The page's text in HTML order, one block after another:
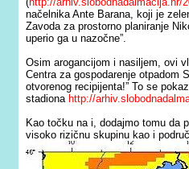
načelnika Ante Barana, koji je
Zavoda za prostorno planiranje
uperio ga u nazočne”.
Osim arogancijom i nasiljem, ovi
Centra za gospodarenje otpadom
otvorenog recipijenta!” To se
stadiona http://
Kao točku na i, dodajmo tomu da
visoko rizičnu skupinu kao i